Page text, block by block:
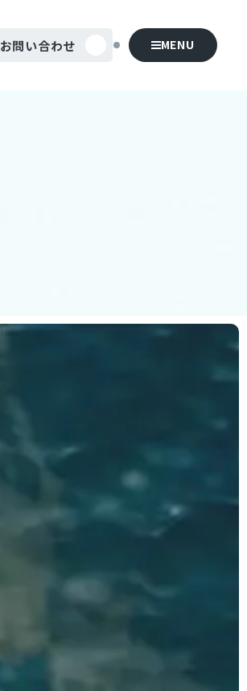
お問い合わせ MENU